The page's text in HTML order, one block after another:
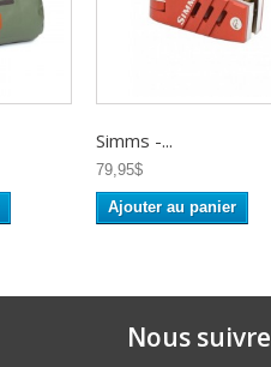
Simms -...
79,95$
Ajouter au panier
Nous suivre